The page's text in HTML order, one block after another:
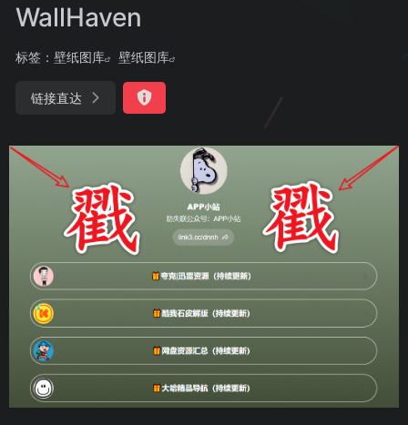
WallHaven
标签： 壁纸图库 壁纸图库
链接直达